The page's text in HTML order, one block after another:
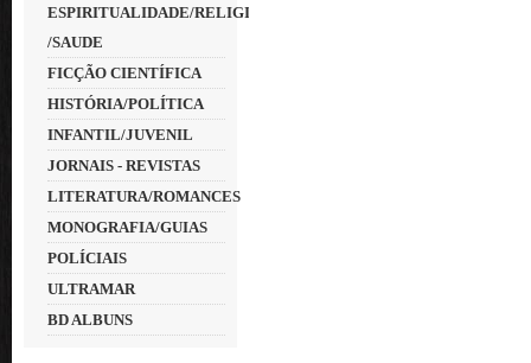
ESPIRITUALIDADE/RELIGIÃO
/SAUDE
FICÇÃO CIENTÍFICA
HISTÓRIA/POLÍTICA
INFANTIL/JUVENIL
JORNAIS - REVISTAS
LITERATURA/ROMANCES
MONOGRAFIA/GUIAS
POLÍCIAIS
ULTRAMAR
BD ALBUNS